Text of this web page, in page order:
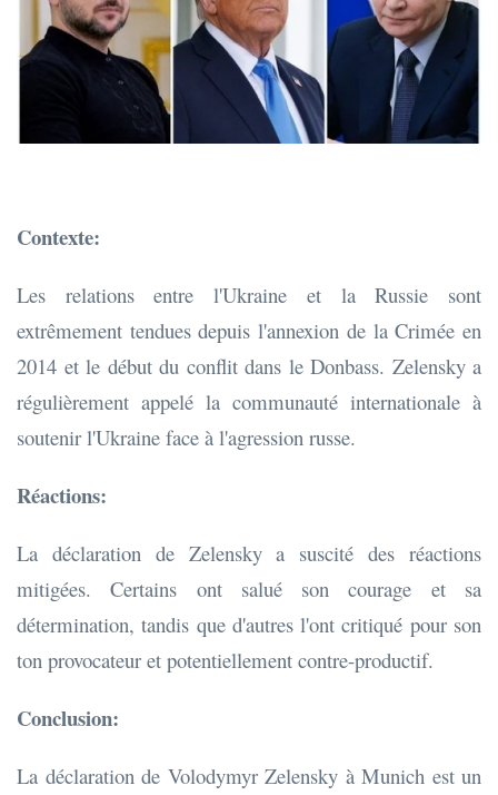
Contexte:
Les relations entre l'Ukraine et la Russie sont
extrêmement tendues depuis l'annexion de la Crimée en
2014 et le début du conflit dans le Donbass. Zelensky a
régulièrement appelé la communauté internationale à
soutenir l'Ukraine face à l'agression russe.
Réactions:
La déclaration de Zelensky a suscité des réactions
mitigées. Certains ont salué son courage et sa
détermination, tandis que d'autres l'ont critiqué pour son
ton provocateur et potentiellement contre-productif.
Conclusion:
La déclaration de Volodymyr Zelensky à Munich est un